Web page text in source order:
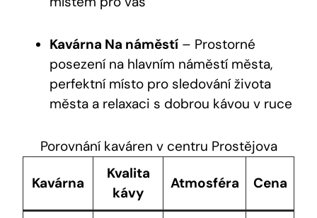
Kavárna Na náměstí – Prostorné
posezení na hlavním náměstí města,
perfektní místo pro sledování života
města a relaxaci s dobrou kávou v ruce
Porovnání kaváren v centru Prostějova
Kavárna
Kvalita
kávy
Atmosféra Cena